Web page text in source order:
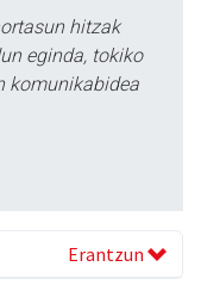
hitzak
eginda, tokiko
komunikabidea
Erantzun